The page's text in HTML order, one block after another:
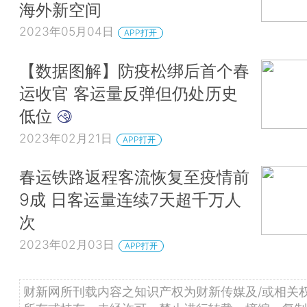
海外新空间
2023年05月04日 APP打开
【数据图解】防疫松绑后首个春
运收官 客运量反弹但仍处历史
低位
2023年02月21日 APP打开
春运铁路返程客流恢复至疫情前
9成 日客运量连续7天超千万人
次
2023年02月03日 APP打开
财新网所刊载内容之知识产权为财新传媒及/或相关